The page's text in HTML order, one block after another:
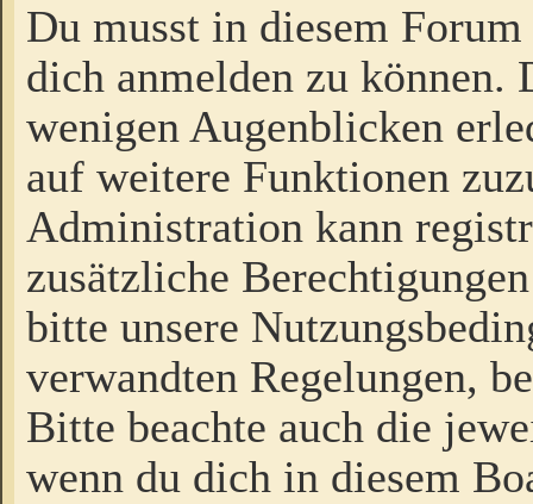
Du musst in diesem
dich anmelden zu
wenigen Augenblicken
auf weitere Funktionen
Administration kann
zusätzliche
bitte unsere
verwandten Regelungen,
Bitte beachte auch die
wenn du dich in diesem